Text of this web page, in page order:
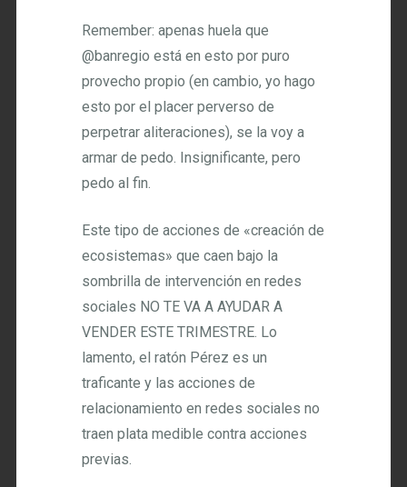
Remember: apenas huela que
@banregio está en esto por puro
provecho propio (en cambio, yo hago
esto por el placer perverso de
perpetrar aliteraciones), se la voy a
armar de pedo. Insignificante, pero
pedo al fin.
Este tipo de acciones de «creación de
ecosistemas» que caen bajo la
sombrilla de intervención en redes
sociales NO TE VA A AYUDAR A
VENDER ESTE TRIMESTRE. Lo
lamento, el ratón Pérez es un
traficante y las acciones de
relacionamiento en redes sociales no
traen plata medible contra acciones
previas.